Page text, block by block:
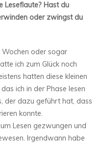
Leseflaute? Hast du
oder zwingst du
oder sogar
ich zum Glück noch
hatten diese kleinen
ich in der Phase lesen
der dazu geführt hat, dass
konnte.
Lesen gezwungen und
Irgendwann habe